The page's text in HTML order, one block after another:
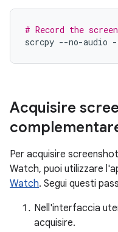
# Record the
scrcpy --no-audio
Acquisire
Per acquisire
Watch, puoi utilizzare
Watch. Segui questi
Nell'interfaccia
acquisire.